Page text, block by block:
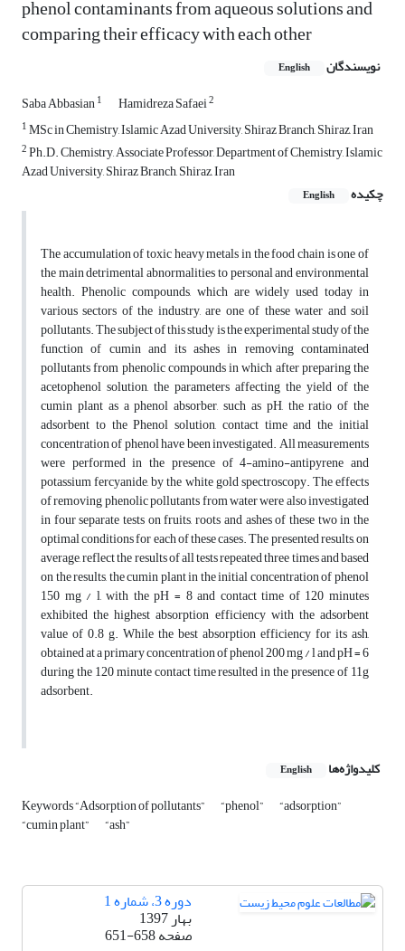
phenol contaminants from aqueous solutions and
comparing their efficacy with each other
نویسندگان English
Saba Abbasian1 Hamidreza Safaei2
1MSc in Chemistry, Islamic Azad University, Shiraz Branch, Shiraz, Iran
2Ph.D. Chemistry, Associate Professor, Department of Chemistry, Islamic
Azad University, Shiraz Branch, Shiraz, Iran
چکیده
English
The accumulation of toxic heavy metals in the food chain is one of
the main detrimental abnormalities to personal and environmental
health. Phenolic compounds, which are widely used today in
various sectors of the industry, are one of these water and soil
pollutants. The subject of this study is the experimental study of the
function of cumin and its ashes in removing contaminated
pollutants from phenolic compounds in which after preparing the
acetophenol solution, the parameters affecting the yield of the
cumin plant as a phenol absorber, such as pH, the ratio of the
adsorbent to the Phenol solution, contact time and the initial
concentration of phenol have been investigated. All measurements
were performed in the presence of 4-amino-antipyrene and
potassium fercyanide, by the white gold spectroscopy. The effects
of removing phenolic pollutants from water were also investigated
in four separate tests on fruits, roots and ashes of these two in the
optimal conditions for each of these cases. The presented results, on
average, reflect the results of all tests repeated three times and based
on the results, the cumin plant in the initial concentration of phenol
150 mg / l, with the pH = 8 and contact time of 120 minutes
exhibited the highest absorption efficiency with the adsorbent
value of 0.8 g. While the best absorption efficiency for its ash,
obtained at a primary concentration of phenol 200 mg / l and pH = 6
during the 120 minute contact time resulted in the presence of 11g
adsorbent.
کلیدواژه‌ها English
Keywords “Adsorption of pollutants” “phenol” “adsorption”
“cumin plant” “ash”
دوره 3، شماره 1
بهار 1397
صفحه651-658